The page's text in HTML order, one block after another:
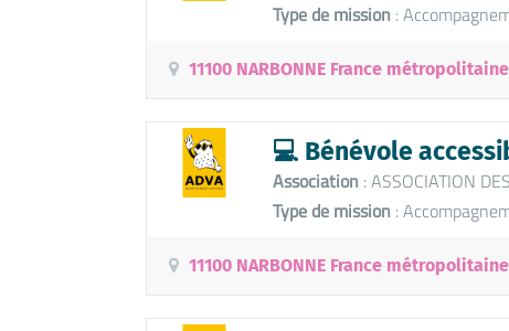
Type de mission :
11100 NARBONNE France métropolitaine
💻 Bénévole
Association : ASSOCIATION
Type de mission :
11100 NARBONNE France métropolitaine